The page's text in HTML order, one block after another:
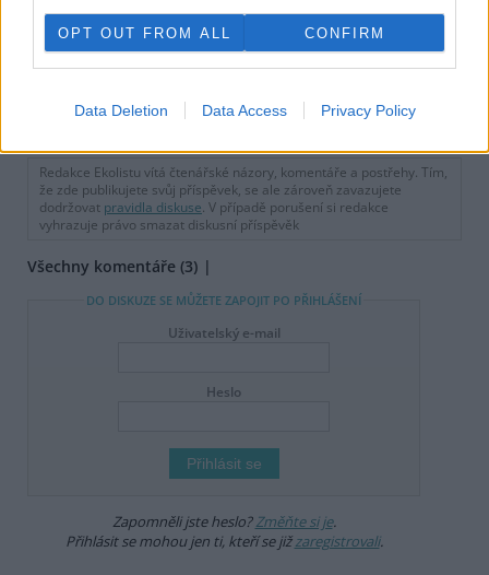
OPT OUT FROM ALL CONFIRM
Data Deletion Data Access Privacy Policy
už dovádí ve výběhu
Redakce Ekolistu vítá čtenářské názory, komentáře a postřehy. Tím,
že zde publikujete svůj příspěvek, se ale zároveň zavazujete
dodržovat pravidla diskuse. V případě porušení si redakce
vyhrazuje právo smazat diskusní příspěvěk
Všechny komentáře (3)
DO DISKUZE SE MŮŽETE ZAPOJIT PO PŘIHLÁŠENÍ
Uživatelský e-mail
Heslo
Zapomněli jste heslo?Změňte si je.
Přihlásit se mohou jen ti, kteří se jižzaregistrovali.